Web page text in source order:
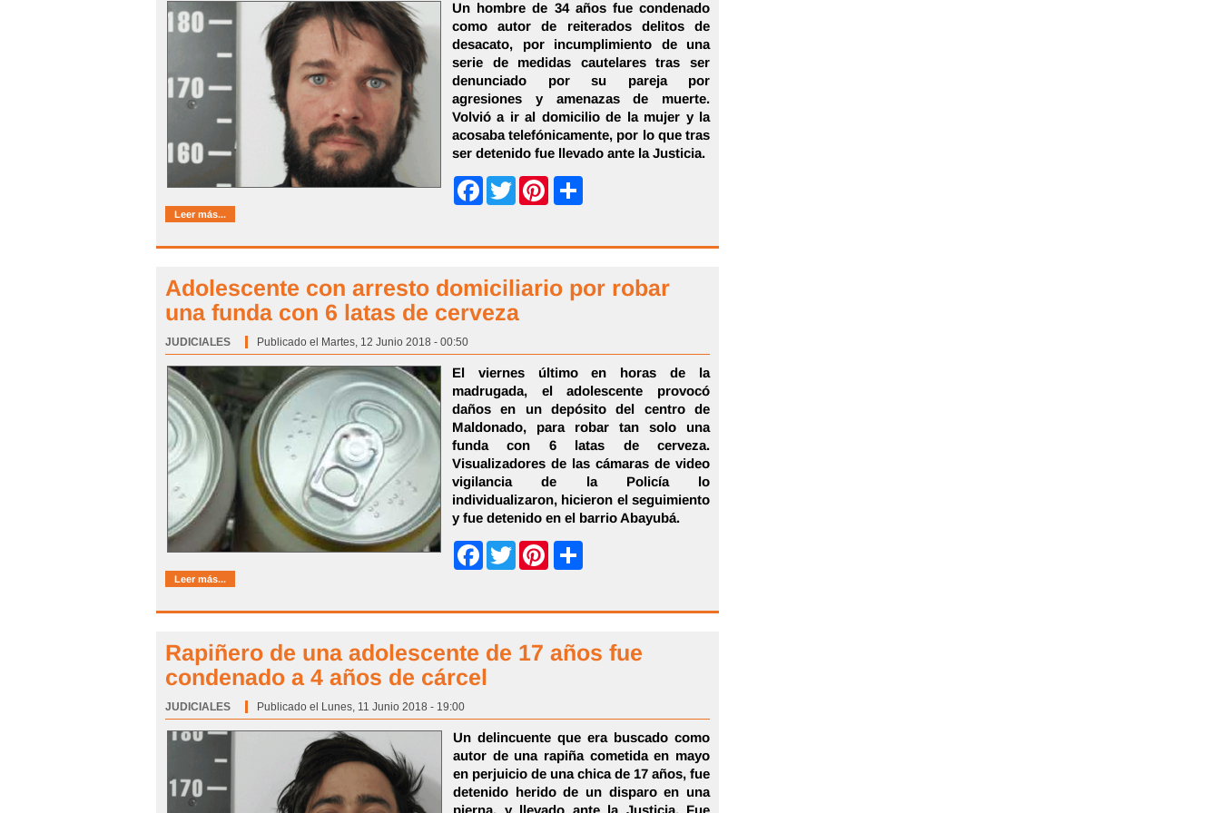
Un hombre de 34 años fue condenado
como autor de reiterados delitos de
desacato, por incumplimiento de una
serie de medidas cautelares tras ser
denunciado por su pareja por
agresiones y amenazas de muerte.
Volvió a ir al domicilio de la mujer y la
acosaba telefónicamente, por lo que tras
ser detenido fue llevado ante la Justicia.
FacebookTwitter Pinterest
Leer más...
Adolescente con arresto domiciliario por robar
una funda con 6 latas de cerveza
JUDICIALES Publicado el Martes, 12 Junio 2018 - 00:50
El viernes último en horas de la
madrugada, el adolescente provocó
daños en un depósito del centro de
Maldonado, para robar tan solo una
funda con 6 latas de cerveza.
Visualizadores de las cámaras de video
vigilancia de la Policía lo
individualizaron, hicieron el seguimiento
y fue detenido en el barrio Abayubá.
FacebookTwitter Pinterest
Leer más...
Rapiñero de una adolescente de 17 años fue
condenado a 4 años de cárcel
JUDICIALES Publicado el Lunes, 11 Junio 2018 - 19:00
Un delincuente que era buscado como
autor de una rapiña cometida en mayo
en perjuicio de una chica de 17 años, fue
detenido herido de un disparo en una
pierna, y llevado ante la Justicia. Fue